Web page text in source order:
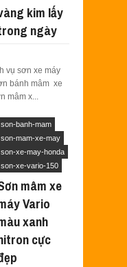
kim lấy
ngày
vụ sơn xe máy
bánh mâm xe
mâm x...
son-banh-mam
son-mam-xe-may
son-xe-may-honda
son-xe-vario-150
mâm xe
Vario
xanh
cực